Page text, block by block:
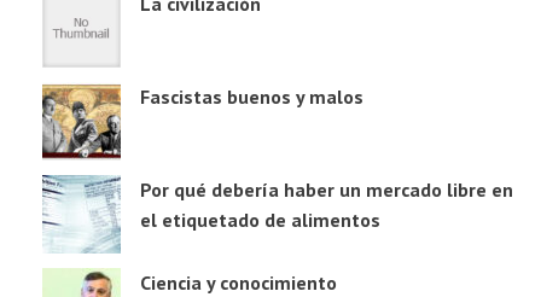
Fascistas buenos y malos
Por qué debería haber un mercado libre en
el etiquetado de alimentos
Ciencia y conocimiento